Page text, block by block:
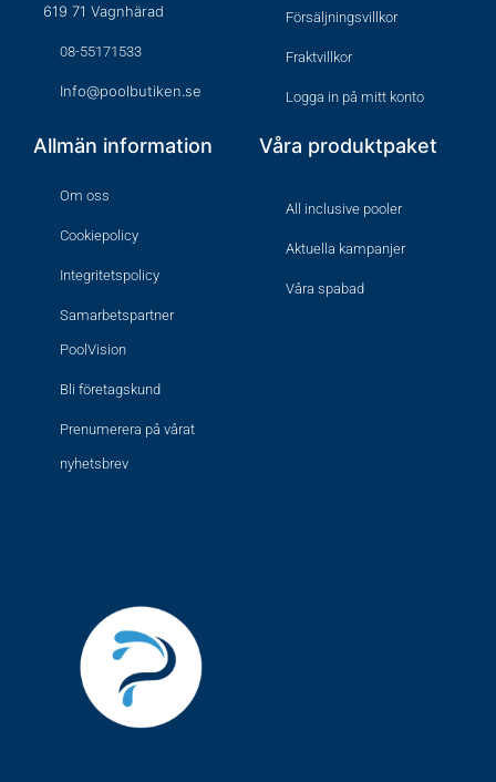
619 71 Vagnhärad
08-55171533
Info@poolbutiken.se
Försäljningsvillkor
Fraktvillkor
Logga in på mitt konto
Allmän information
Om oss
Cookiepolicy
Integritetspolicy
Samarbetspartner
PoolVision
Bli företagskund
Prenumerera på vårat
nyhetsbrev
Våra produktpaket
All inclusive pooler
Aktuella kampanjer
Våra spabad